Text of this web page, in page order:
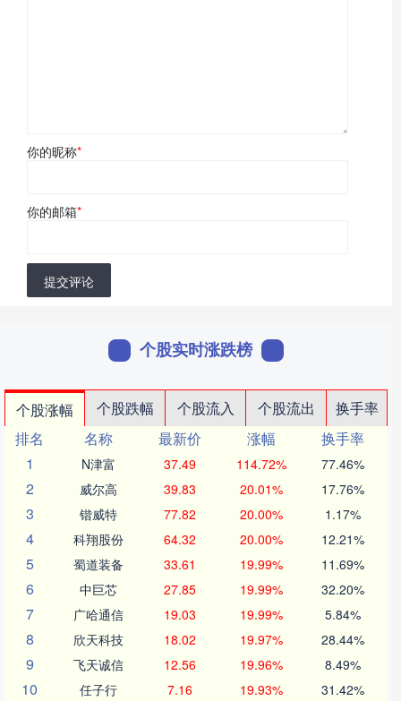
你的昵称*
你的邮箱*
提交评论
个股实时涨跌榜
个股涨幅 个股跌幅 个股流入 个股流出
换手率
排名
名称 最新价 涨幅
换手率
1
N津富 37.49 114.72% 77.46%
2 威尔高 39.83 20.01% 17.76%
3 锴威特 77.82 20.00% 1.17%
4 科翔股份 64.32 20.00% 12.21%
5 蜀道装备 33.61 19.99% 11.69%
6 中巨芯 27.85 19.99% 32.20%
7 广哈通信 19.03 19.99% 5.84%
8 欣天科技 18.02 19.97% 28.44%
9 飞天诚信 12.56 19.96% 8.49%
10 任子行 7.16 19.93% 31.42%